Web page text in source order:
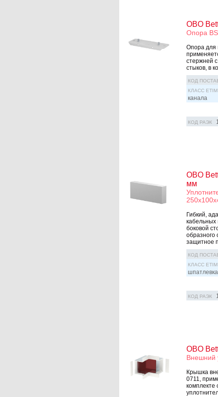
OBO
Опора
Опора для
стержней
стыков, в
КОД
КЛАСС ETIM
канала
КОД РАЭК
OBO
мм
Гибкий,
кабельных
боковой
образного
защитное
КОД
КЛАСС ETIM
КОД РАЭК
OBO
Внешний
Крышка
0711,
комплекте